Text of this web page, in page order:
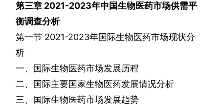
第三章 2021-2023年中国生物医药市场供需平
衡调查分析
第一节 2021-2023年国际生物医药市场现状分
析
一、国际生物医药市场发展历程
二、国际主要国家生物医药发展情况分析
三、国际生物医药市场发展趋势